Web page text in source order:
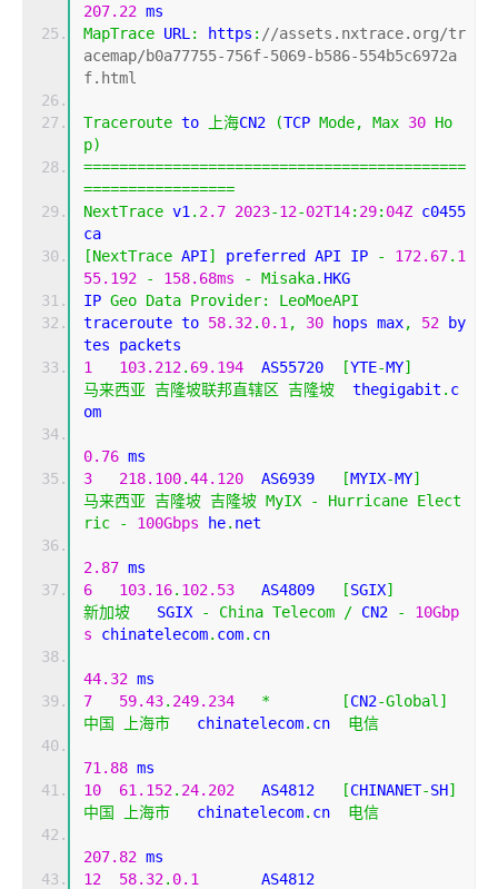
207.22 ms
MapTrace URL : https : //assets.nxtrace.org/tr
acemap/b0a77755-756f-5069-b586-554b5c6972a
f.html
Traceroute to 上海CN2 (TCP Mode, Max 30 Ho
p)
===========================================
=================
NextTrace v1 . 2.7 2023-12-02T14: 29: 04Z c0455
ca
[NextTrace API] preferred API IP - 172.67. 1
55.192
- 158.68ms - Misaka. HKG
IP Geo Data Provider:
LeoMoeAPI
traceroute to 58.32. 0.1 , 30 hops max, 52 by
tes packets
1
103.212. 69.194
  AS55720
[YTE-MY]
马来西亚 吉隆坡联邦直辖区 吉隆坡
  thegigabit
. c
om
0.76 ms
3
218.100.44.120
  AS6939
[MYIX-MY]
马来西亚 吉隆坡 吉隆坡 MyIX - Hurricane Elect
ric
- 100Gbps he. net
2.87 ms
6
103.16. 102.53
   AS4809
[SGIX]
新加坡
   SGIX
- China Telecom / CN2 -
10Gbp
s chinatelecom. com. cn
44.32 ms
7
59.43. 249.234 * [CN2-Global ]
中国
上海市
   chinatelecom
. cn 电信
71.88 ms
10
61.152. 24.202
   AS4812
[CHINANET-SH]
中国
上海市
   chinatelecom
. cn 电信
207.82 ms
12
58.32. 0.1